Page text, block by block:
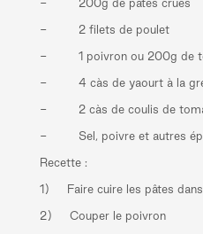
- 200g de pâtes crues
- 2 filets de poulet
- 1 poivron ou 200g de
- 4 càs de yaourt à la
- 2 càs de coulis de
- Sel, poivre et autres
Recette :
1) Faire cuire les pâtes dans
2) Couper le poivron